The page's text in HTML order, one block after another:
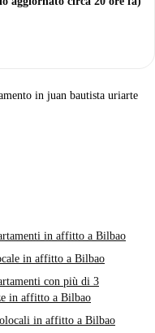
in juan bautista uriarte
in affitto a Bilbao
in affitto a Bilbao
con più di 3
in affitto a Bilbao
in affitto a Bilbao